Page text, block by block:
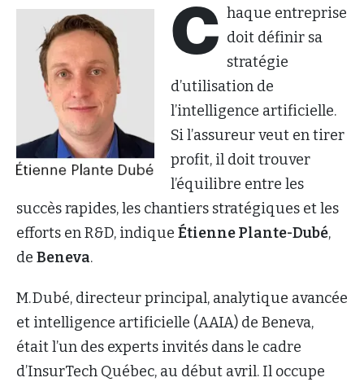
C haque entreprise
doit définir sa
stratégie
d’utilisation de
l’intelligence artificielle.
Si l’assureur veut en tirer
profit, il doit trouver
l’équilibre entre les
succès rapides, les chantiers stratégiques et les
efforts en R&D, indique Étienne Plante-Dubé,
de Beneva.
M. Dubé, directeur principal, analytique avancée
et intelligence artificielle (AAIA) de Beneva,
était l’un des experts invités dans le cadre
d’InsurTech Québec, au début avril. Il occupe